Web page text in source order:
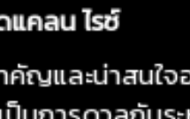
แคลน ไรซ์
คัญและน่าสนใ